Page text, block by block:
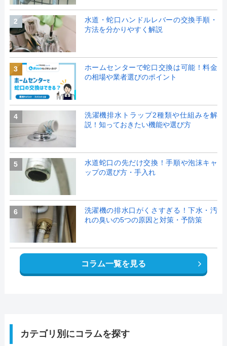
2
水道・蛇口ハンドルレバーの交換手順・
方法を分かりやすく解説
3
ホームセンターで蛇口交換は可能！料金
の相場や業者選びのポイント
4
洗濯機排水トラップ2種類や仕組みを解
説！知っておきたい機能や選び方
5
水道蛇口の先だけ交換！手順や泡沫キャ
ップの選び方・手入れ
6
洗濯機の排水口がくさすぎる！下水・汚
れの臭いの5つの原因と対策・予防策
コラム一覧を見る
カテゴリ別にコラムを探す